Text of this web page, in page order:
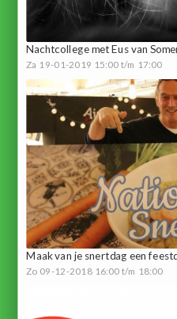
Nachtcollege met Eus van
Za 19-01-2019 15:00 t/m 17:00
Maak van je snertdag een
Zo 09-12-2018 16:00 t/m 18:00